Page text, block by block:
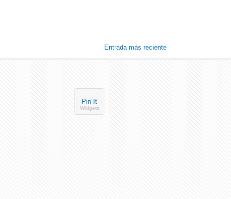
Pin It
Widgets
Entrada más reciente